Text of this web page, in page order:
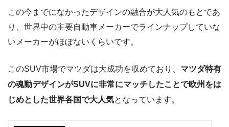
この今までになかったデザインの融合が大人気のもとであ
り、世界中の主要自動車メーカーでラインナップしていな
いメーカーがほぼないくらいです。
このSUV市場でマツダは大成功を収めており、 マツダ特有
の魂動デザインがSUVに非常にマッチしたことで欧州をは
じめとした世界各国で大人気となっています。